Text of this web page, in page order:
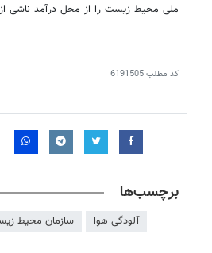
ملی محیط زیست را از محل درآمد ناشی از
کد مطلب6191505
برچسب‌ها
آلودگی هوا سازمان محیط